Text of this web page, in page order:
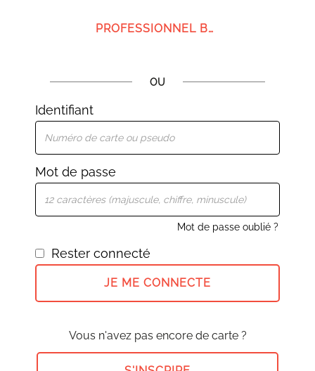
PROFESSIONNEL BMG
OU
Identifiant
Mot de passe
Mot de passe oublié ?
Rester connecté
JE ME CONNECTE
Vous n'avez pas encore de carte ?